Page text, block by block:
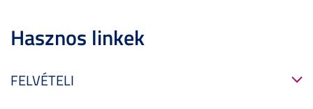
Hasznos linkek
FELVÉTELI